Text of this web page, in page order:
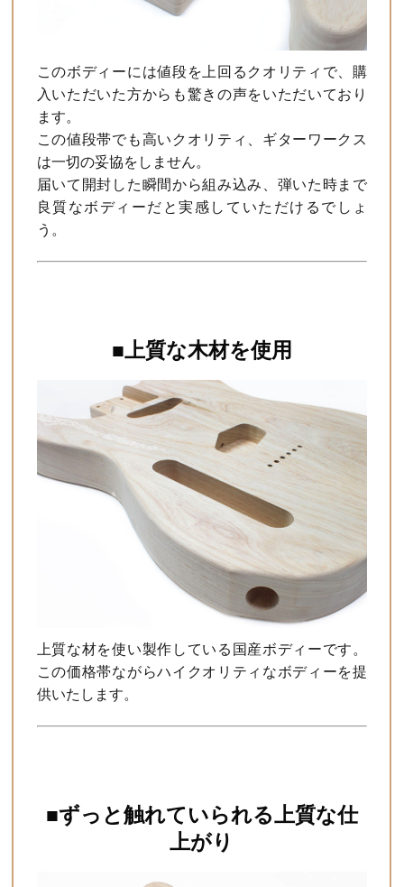
このボディーには値段を上回るクオリティで、購
入いただいた方からも驚きの声をいただいており
ます。
この値段帯でも高いクオリティ、ギターワークス
は一切の妥協をしません。
届いて開封した瞬間から組み込み、弾いた時まで
良質なボディーだと実感していただけるでしょ
う。
■上質な木材を使用
上質な材を使い製作している国産ボディーです。
この価格帯ながらハイクオリティなボディーを提
供いたします。
■ずっと触れていられる上質な仕
上がり